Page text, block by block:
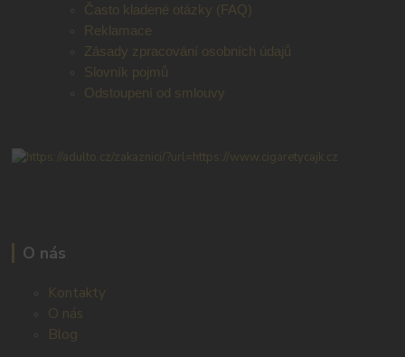
Často kladené otázky (FAQ)
Reklamace
Zásady zpracování osobních údajů
Slovník pojmů
Odstoupení od smlouvy
O nás
Kontakty
O nás
Blog